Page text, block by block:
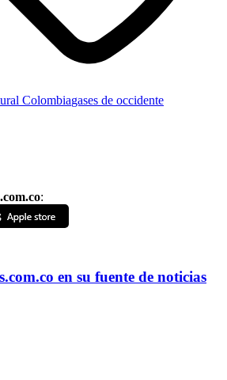
Colombiagases de occidente
:
.com.co en su fuente de noticias